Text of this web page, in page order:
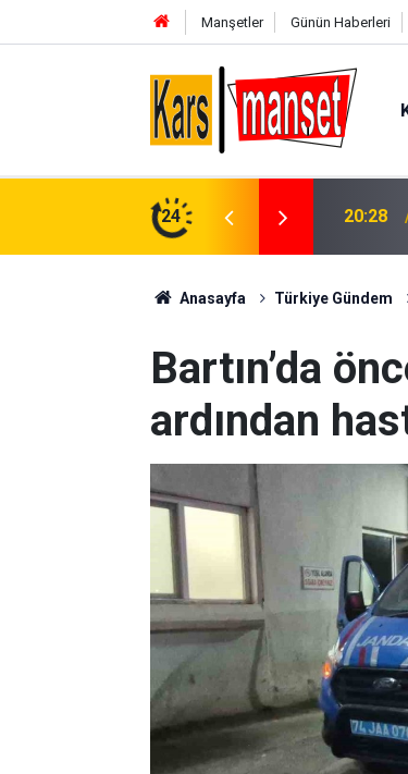
Manşetler Günün Haberleri
24
taleplerini Bakan Şimşek’e iletti 20:27
Anasayfa Türkiye Gündem
Bartın’da
ardından